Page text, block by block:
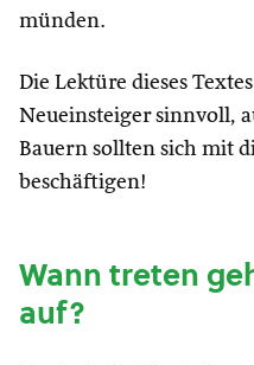
münden.
Die Lektüre dieses
Neueinsteiger sinnvoll,
Bauern sollten sich mit
beschäftigen!
Wann treten
auf?